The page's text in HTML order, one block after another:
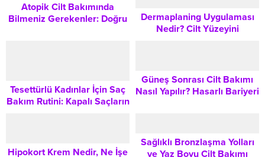
Atopik Cilt Bakımında
Bilmeniz Gerekenler: Doğru
Dermaplaning Uygulaması
Nedir? Cilt Yüzeyini
Tesettürlü Kadınlar İçin Saç
Bakım Rutini: Kapalı Saçların
Güneş Sonrası Cilt Bakımı
Nasıl Yapılır? Hasarlı Bariyeri
Hipokort Krem Nedir, Ne İşe
Sağlıklı Bronzlaşma Yolları
ve Yaz Boyu Cilt Bakımı